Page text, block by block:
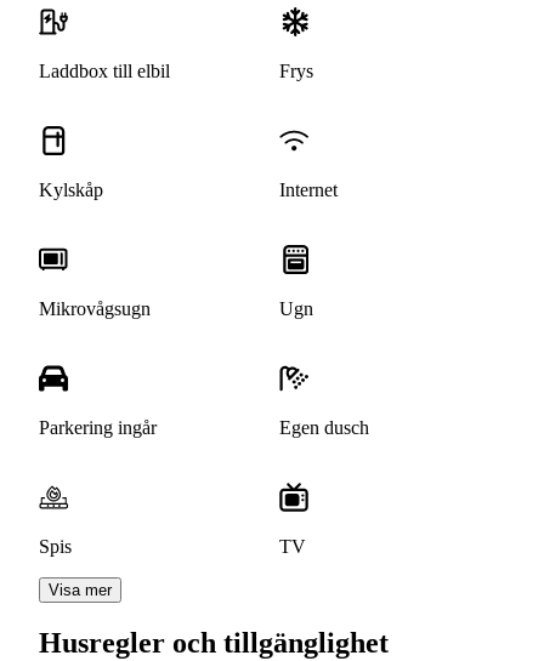
Laddbox till elbil Frys
Kylskåp Internet
Mikrovågsugn Ugn
Parkering ingår Egen dusch
Spis TV
Visa mer
Husregler och tillgänglighet